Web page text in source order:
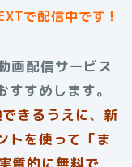
で配信中です！
画配信サービス
すすめします。
きるうえに、新
トを使って「ま